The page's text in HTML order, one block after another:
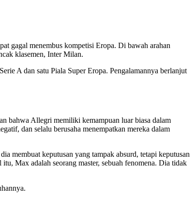
gagal menembus kompetisi Eropa. Di bawah arahan
klasemen, Inter Milan.
A dan satu Piala Super Eropa. Pengalamannya berlanjut
bahwa Allegri memiliki kemampuan luar biasa dalam
dan selalu berusaha menempatkan mereka dalam
membuat keputusan yang tampak absurd, tetapi keputusan
Max adalah seorang master, sebuah fenomena. Dia tidak